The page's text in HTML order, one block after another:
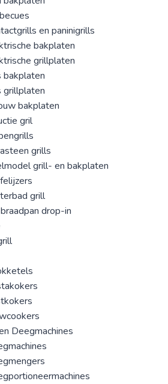
en paninigrills
bakplaten
grillplaten
bakplaten
grillplaten
bakplaten
gril
grills
grill- en bakplaten
grill
drop-in
Deegmachines